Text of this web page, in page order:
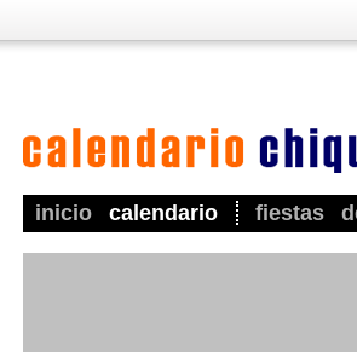
inicio calendario fiestas